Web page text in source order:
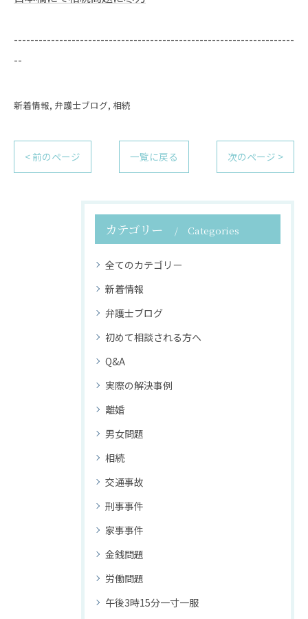
--------------------------------------------------------------------
--
新着情報 弁護士ブログ 相続
< 前のページ 一覧に戻る 次のページ >
カテゴリー Categories
全てのカテゴリー
新着情報
弁護士ブログ
初めて相談される方へ
Q&A
実際の解決事例
離婚
男女問題
相続
交通事故
刑事事件
家事事件
金銭問題
労働問題
午後3時15分一寸一服